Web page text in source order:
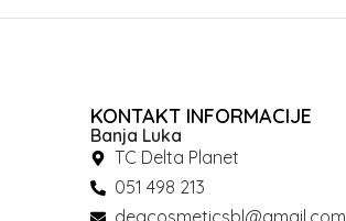
KONTAKT INFORMACIJE
Banja Luka
TC Delta Planet
051 498 213
deacosmeticsbl@gmail.com